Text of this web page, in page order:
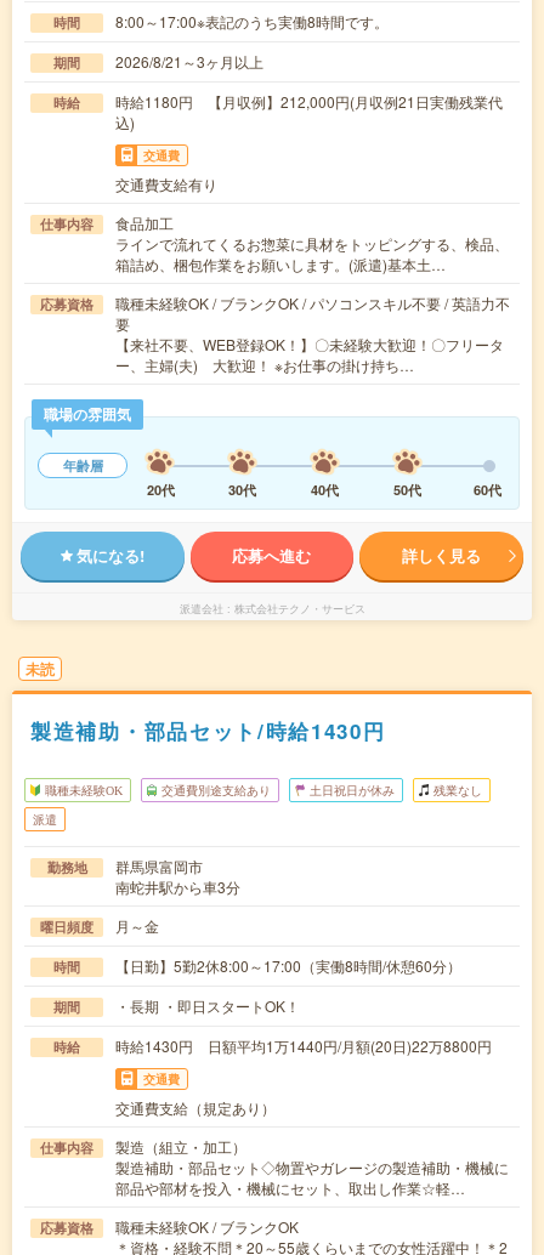
時間 8:00～17:00※表記のうち実働8時間です。
期間 2026/8/21～3ヶ月以上
時給
時給1180円 【月収例】212,000円(月収例21日実働残業代
込)
交通費
交通費支給有り
仕事内容
食品加工
ラインで流れてくるお惣菜に具材をトッピングする、検品、
箱詰め、梱包作業をお願いします。(派遣)基本土…
応募資格
職種未経験OK / ブランクOK / パソコンスキル不要 / 英語力不
要
【来社不要、WEB登録OK！】〇未経験大歓迎！〇フリータ
ー、主婦(夫) 大歓迎！ ※お仕事の掛け持ち…
職場の雰囲気
年齢層
20代
30代 40代 50代 60代
気になる! 応募へ進む 詳しく見る
派遣会社 株式会社テクノ・サービス
未読
製造補助・部品セット/時給1430円
職種未経験OK 交通費別途支給あり 土日祝日が休み 残業なし
派遣
勤務地
群馬県富岡市
南蛇井駅から車3分
曜日頻度 月～金
時間 【日勤】5勤2休8:00～17:00（実働8時間/休憩60分）
期間 ・長期 ・即日スタートOK！
時給 時給1430円 日額平均1万1440円/月額(20日)22万8800円
交通費
交通費支給（規定あり）
仕事内容
製造（組立・加工）
製造補助・部品セット◇物置やガレージの製造補助・機械に
部品や部材を投入・機械にセット、取出し作業☆軽…
応募資格
職種未経験OK / ブランクOK
＊資格・経験不問＊20～55歳くらいまでの女性活躍中！＊2